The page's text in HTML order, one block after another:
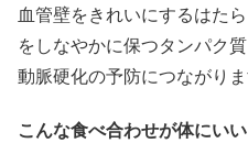
血管壁をきれいにするはた
をしなやかに保つタンパク
動脈硬化の予防につながりま
こんな食べ合わせが体にいい